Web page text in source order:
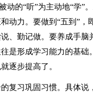
动的“听”为主动地“学
动力。要做到“五到”
、勤记做。要养成手
是形成学习能力的基
逐步提高了。
复习巩固习惯。具体